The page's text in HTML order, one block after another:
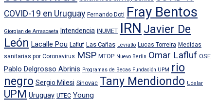
COVID-19 en Uruguay Fernando Doti Fray Bentos
Giorgian de Arrascaeta Intendencia INUMET IRN Javier De
León Lacalle Pou Lafluf Las Cañas Levratto Lucas Torreira Medidas
sanitarias por Coronavirus MSP MTOP Nuevo Berlin Omar Lafluf OSE
Pablo Delgrosso Abrinis Programas de Becas Fundación UPM
rio
negro Sergio Milesi Sinovac Tany Mendiondo Udelar
UPM Uruguay UTEC Young